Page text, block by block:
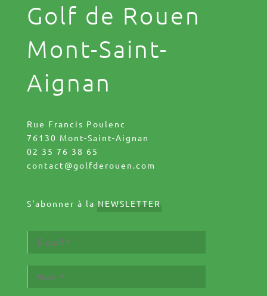
Golf de Rouen
Mont-Saint-
Aignan
Rue Francis Poulenc
76130 Mont-Saint-Aignan
02 35 76 38 65
contact@golfderouen.com
S'abonner à la NEWSLETTER